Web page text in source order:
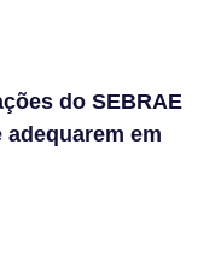
do SEBRAE
em